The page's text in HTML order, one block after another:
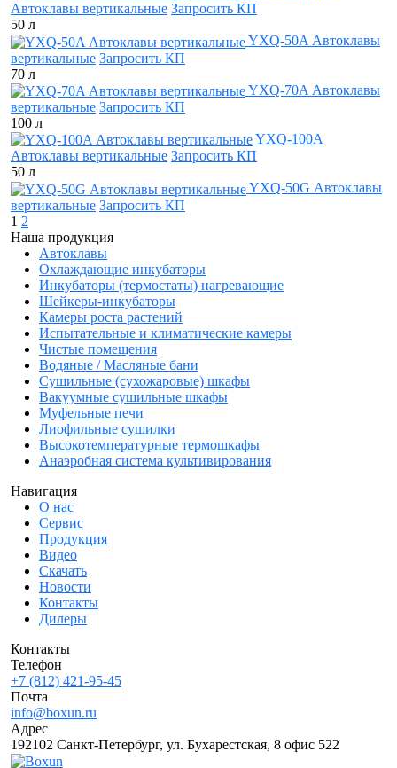
Автоклавы вертикальные Запросить КП
50 л
YXQ-50A Автоклавы
вертикальные Запросить КП
70 л
YXQ-70A Автоклавы
вертикальные Запросить КП
100 л
YXQ-100A
Автоклавы вертикальные Запросить КП
50 л
YXQ-50G Автоклавы
вертикальные Запросить КП
1 2
Наша продукция
Автоклавы
Охлаждающие инкубаторы
Инкубаторы (термостаты) нагревающие
Шейкеры-инкубаторы
Камеры роста растений
Испытательные и климатические камеры
Чистые помещения
Водяные / Масляные бани
Сушильные (сухожаровые) шкафы
Вакуумные сушильные шкафы
Муфельные печи
Лиофильные сушилки
Высокотемпературные термошкафы
Анаэробная система культивирования
Навигация
О нас
Сервис
Продукция
Видео
Скачать
Новости
Контакты
Дилеры
Контакты
Телефон
+7 (812) 421-95-45
Почта
info@boxun.ru
Адрес
192102 Санкт-Петербург, ул. Бухарестская, 8 офис 522